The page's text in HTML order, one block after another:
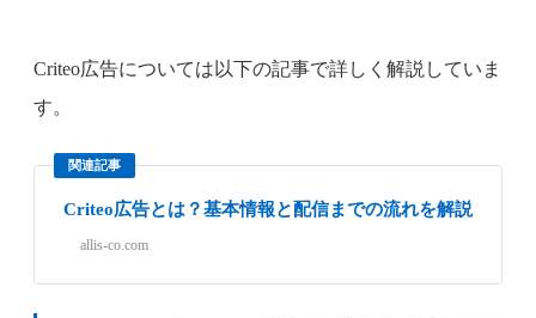
Criteo広告については以下の記事で詳しく解説していま
す。
関連記事
Criteo広告とは？基本情報と配信までの流れを解説
allis-co.com